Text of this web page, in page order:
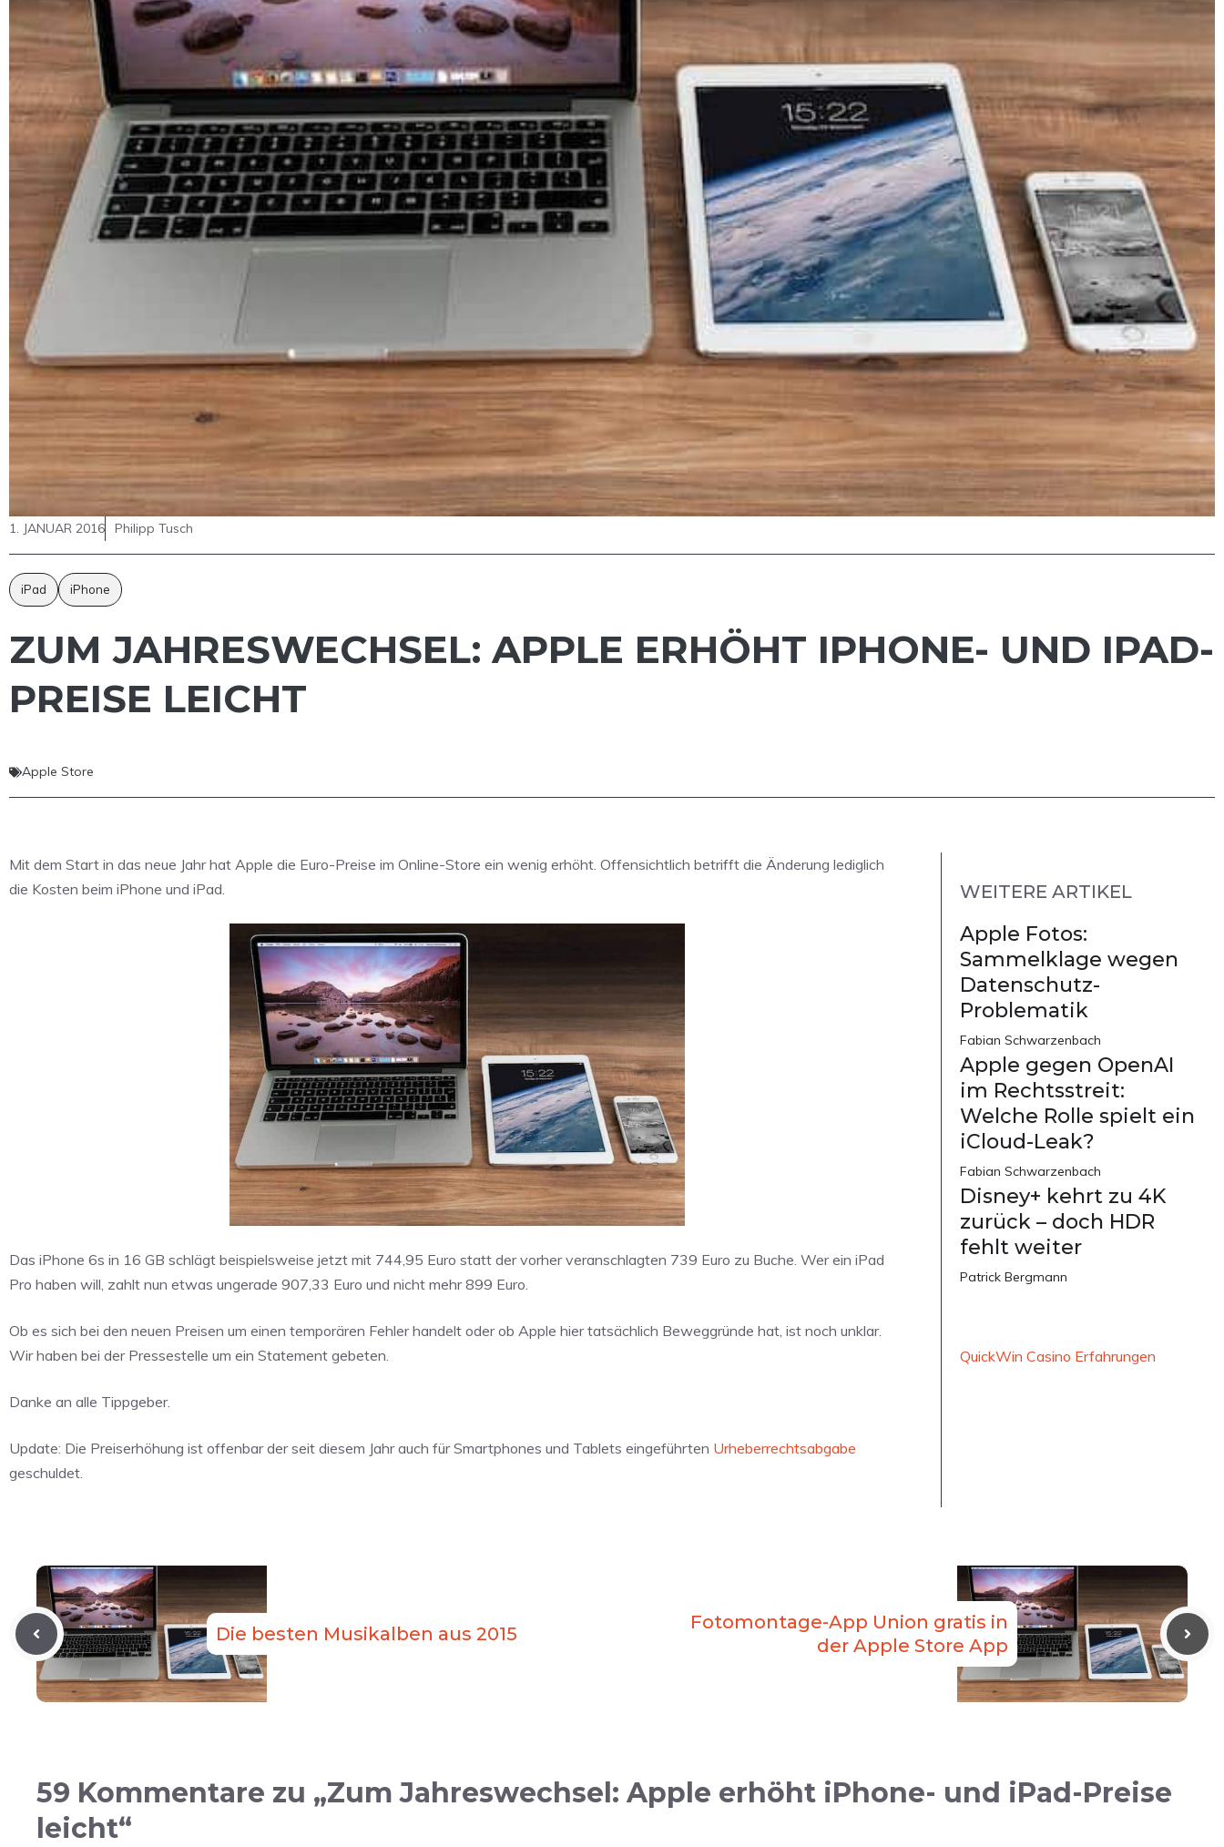
1. JANUAR 2016 Philipp Tusch
iPad iPhone
ZUM JAHRESWECHSEL: APPLE ERHÖHT IPHONE- UND IPAD-
PREISE LEICHT
Apple Store
Mit dem Start in das neue Jahr hat Apple die Euro-Preise im Online-Store ein wenig erhöht. Offensichtlich betrifft die Änderung lediglich
die Kosten beim iPhone und iPad.
Das iPhone 6s in 16 GB schlägt beispielsweise jetzt mit 744,95 Euro statt der vorher veranschlagten 739 Euro zu Buche. Wer ein iPad
Pro haben will, zahlt nun etwas ungerade 907,33 Euro und nicht mehr 899 Euro.
Ob es sich bei den neuen Preisen um einen temporären Fehler handelt oder ob Apple hier tatsächlich Beweggründe hat, ist noch unklar.
Wir haben bei der Pressestelle um ein Statement gebeten.
Danke an alle Tippgeber.
Update: Die Preiserhöhung ist offenbar der seit diesem Jahr auch für Smartphones und Tablets eingeführten Urheberrechtsabgabe
geschuldet.
WEITERE ARTIKEL
Apple Fotos:
Sammelklage wegen
Datenschutz-
Problematik
Fabian Schwarzenbach
Apple gegen OpenAI
im Rechtsstreit:
Welche Rolle spielt ein
iCloud-Leak?
Fabian Schwarzenbach
Disney+ kehrt zu 4K
zurück – doch HDR
fehlt weiter
Patrick Bergmann
QuickWin Casino Erfahrungen
Die besten Musikalben aus 2015
Fotomontage-App Union gratis in
der Apple Store App
59 Kommentare zu „Zum Jahreswechsel: Apple erhöht iPhone- und iPad-Preise
leicht“